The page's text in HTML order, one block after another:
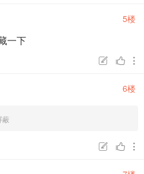
湘北高中籃球社，與櫻木花
等人參加校際比賽。而現
業」的時候
5楼
一下
 

6楼
蔽
 
